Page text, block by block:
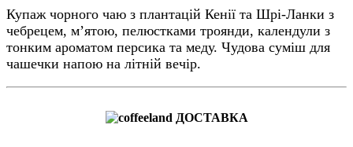
Купаж чорного чаю з плантацій Кенії та Шрі-Ланки з
чебрецем, м’ятою, пелюстками троянди, календули з
тонким ароматом персика та меду. Чудова суміш для
чашечки напою на літній вечір.
ДОСТАВКА